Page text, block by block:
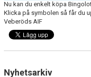
Nu kan du enkelt köpa
Klicka på symbolen så får du
Veberöds AIF
Nyhetsarkiv